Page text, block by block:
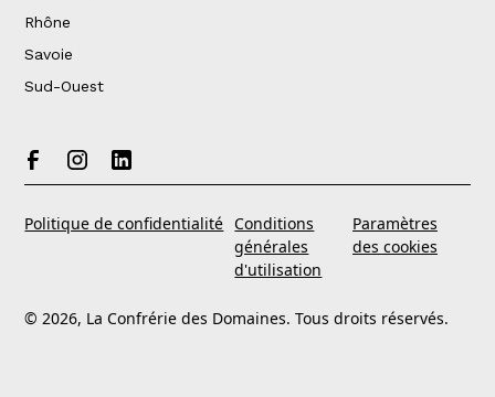
Rhône
Savoie
Sud-Ouest
© 2026, La Confrérie des Domaines. Tous droits réservés.
Politique de confidentialité Conditions
générales
d'utilisation
Paramètres
des cookies